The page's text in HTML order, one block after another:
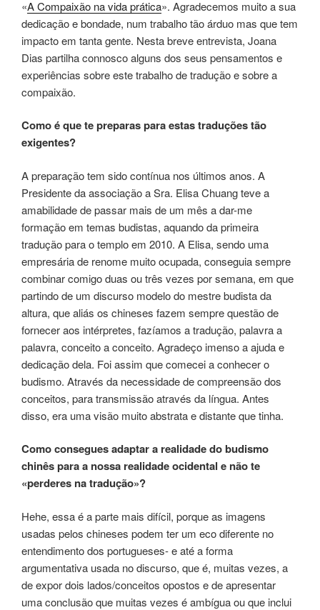
«A Compaixão na vida prática». Agradecemos muito a sua
dedicação e bondade, num trabalho tão árduo mas que tem
impacto em tanta gente. Nesta breve entrevista, Joana
Dias partilha connosco alguns dos seus pensamentos e
experiências sobre este trabalho de tradução e sobre a
compaixão.
Como é que te preparas para estas traduções tão
exigentes?
A preparação tem sido contínua nos últimos anos. A
Presidente da associação a Sra. Elisa Chuang teve a
amabilidade de passar mais de um mês a dar-me
formação em temas budistas, aquando da primeira
tradução para o templo em 2010. A Elisa, sendo uma
empresária de renome muito ocupada, conseguia sempre
combinar comigo duas ou três vezes por semana, em que
partindo de um discurso modelo do mestre budista da
altura, que aliás os chineses fazem sempre questão de
fornecer aos intérpretes, fazíamos a tradução, palavra a
palavra, conceito a conceito. Agradeço imenso a ajuda e
dedicação dela. Foi assim que comecei a conhecer o
budismo. Através da necessidade de compreensão dos
conceitos, para transmissão através da língua. Antes
disso, era uma visão muito abstrata e distante que tinha.
Como consegues adaptar a realidade do budismo
chinês para a nossa realidade ocidental e não te
«perderes na tradução»?
Hehe, essa é a parte mais difícil, porque as imagens
usadas pelos chineses podem ter um eco diferente no
entendimento dos portugueses- e até a forma
argumentativa usada no discurso, que é, muitas vezes, a
de expor dois lados/conceitos opostos e de apresentar
uma conclusão que muitas vezes é ambígua ou que inclui